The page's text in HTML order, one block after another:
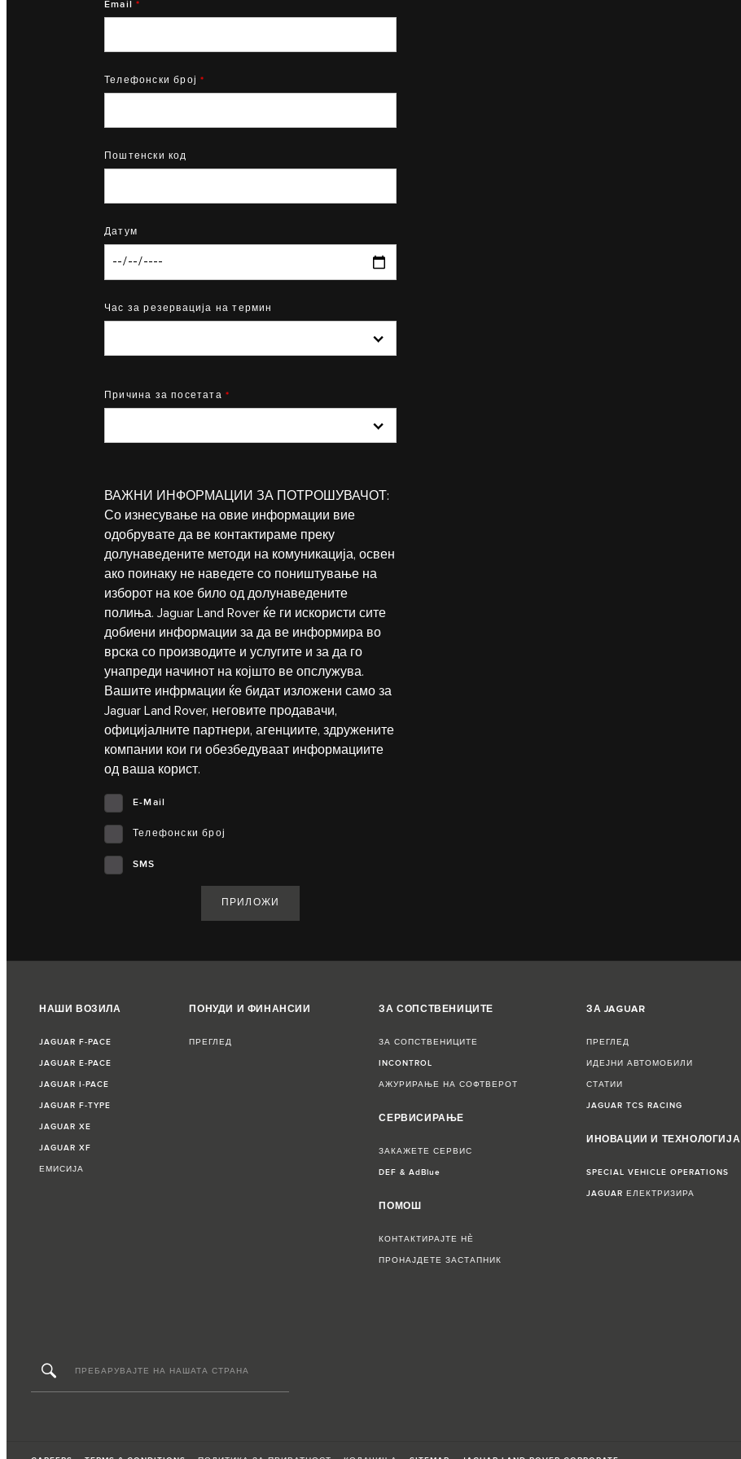
Email *
Телефонски број *
Поштенски код
Датум
Час за резервација на термин
Причина за посетата *
ВАЖНИ ИНФОРМАЦИИ ЗА ПОТРОШУВАЧОТ:
Со изнесување на овие информации вие
одобрувате да ве контактираме преку
долунаведените методи на комуникација, освен
ако поинаку не наведете со поништување на
изборот на кое било од долунаведените
полиња. Jaguar Land Rover ќе ги искористи сите
добиени информации за да ве информира во
врска со производите и услугите и за да го
унапреди начинот на којшто ве опслужува.
Вашите инфрмации ќе бидат изложени само за
Jaguar Land Rover, неговите продавачи,
официјалните партнери, агенциите, здружените
компании кои ги обезбедуваат информациите
од ваша корист.
E-Mail
Телефонски број
SMS
НАШИ ВОЗИЛА
JAGUAR F‑PACE
JAGUAR E‑PACE
JAGUAR I‑PACE
JAGUAR F‑TYPE
JAGUAR XE
JAGUAR XF
ЕМИСИЈА
ПОНУДИ И ФИНАНСИИ
ПРЕГЛЕД
ЗА СОПСТВЕНИЦИТЕ
ЗА СОПСТВЕНИЦИТЕ
INCONTROL
АЖУРИРАЊЕ НА СОФТВЕРОТ
СЕРВИСИРАЊЕ
ЗАКАЖЕТЕ СЕРВИС
DEF & AdBlue
ПОМОШ
КОНТАКТИРАЈТЕ НЀ
ПРОНАЈДЕТЕ ЗАСТАПНИК
ЗА JAGUAR
ПРЕГЛЕД
ИДЕЈНИ АВТОМОБИЛИ
СТАТИИ
JAGUAR TCS RACING
ИНОВАЦИИ И ТЕХНОЛОГИЈА
SPECIAL VEHICLE OPERATIONS
JAGUAR ЕЛЕКТРИЗИРА